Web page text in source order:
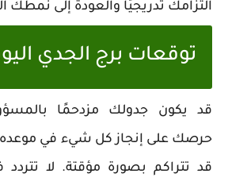
التزامك تدريجيًا والعودة إلى نمطك
توقعات برج الجدي
قد يكون جدولك مزدحمًا
حرصك على إنجاز كل شيء في
قد تتراكم بصورة مؤقتة. لا